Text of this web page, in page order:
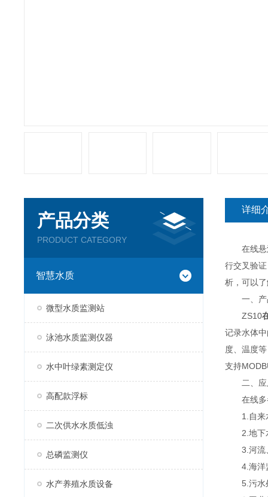
产品分类
PRODUCT CATEGORY
智慧水质
微型水质监测站
泳池水质监测仪器
水中叶绿素测定仪
高配款浮标
二次供水水质低浊
总磷监测仪
水产养殖水质设备
详细
在线悬浮
行交叉验
析，可以
一、产
ZS10
记录水体
度、温度
支持
二、应
在线多参
1.自来水
2.地下水
3.河流、
4.海洋监
5.污水处